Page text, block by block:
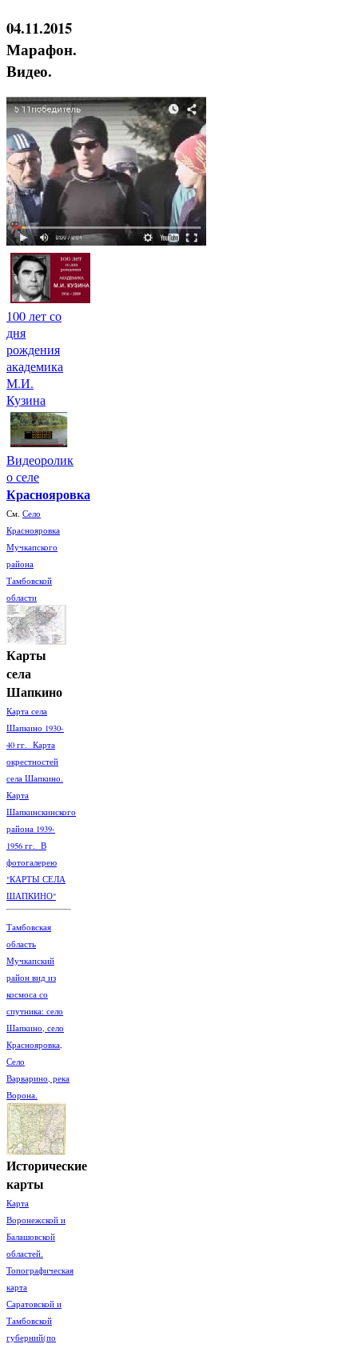
04.11.2015
Марафон.
Видео.
100 лет со
дня
рождения
академика
М.И.
Кузина
Видеоролик
о селе
Краснояровка
См. Село
Краснояровка
Мучкапского
района
Тамбовской
области
Карты
села
Шапкино
Карта села
Шапкино 1930-
40 гг. Карта
окрестностей
села Шапкино.
Карта
Шапкинскинского
района 1939-
1956 гг. В
фотогалерею
"КАРТЫ СЕЛА
ШАПКИНО"
Тамбовская
область
Мучкапский
район вид из
космоса со
спутника: село
Шапкино, село
Краснояровка,
Село
Варварино, река
Ворона.
Исторические
карты
Карта
Воронежской и
Балашовской
областей.
Топографическая
карта
Саратовской и
Тамбовской
губерний(по